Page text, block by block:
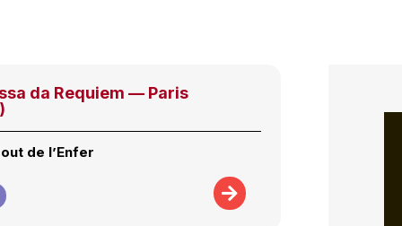
da Requiem — Paris
de l’Enfer